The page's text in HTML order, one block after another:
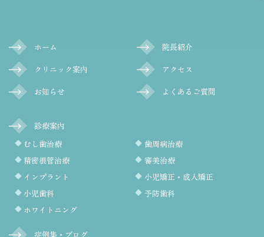
ホーム
院長紹介
クリニック案内
アクセス
お知らせ
よくあるご質問
診療案内
むし歯治療
歯周病治療
精密根管治療
審美治療
インプラント
小児矯正・成人矯正
小児歯科
予防歯科
ホワイトニング
症例集・ブログ